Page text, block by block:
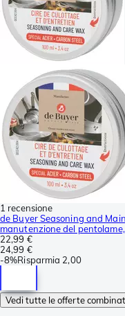
1 recensione
de Buyer Seasoning and
manutenzione del
22,99 €
24,99 €
-8%Risparmia 2,00
Vedi tutte le offerte